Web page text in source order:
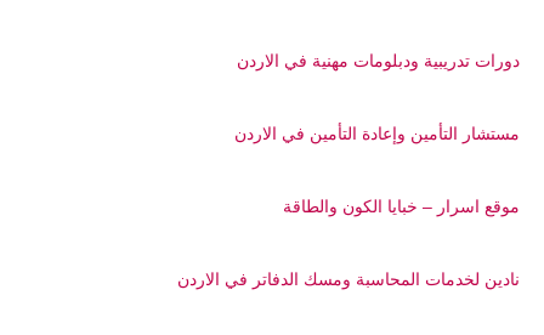
دورات تدريبية ودبلومات مهنية في الاردن
مستشار التأمين وإعادة التأمين في الاردن
موقع اسرار – خبايا الكون والطاقة
نادين لخدمات المحاسبة ومسك الدفاتر في الاردن